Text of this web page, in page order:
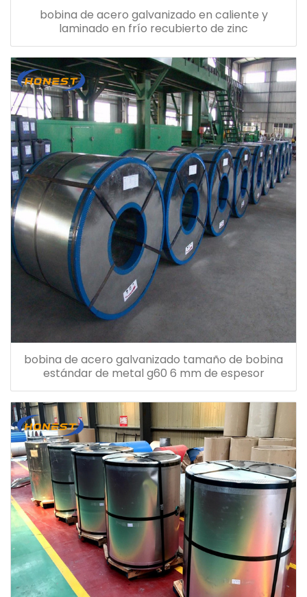
bobina de acero galvanizado en caliente y
laminado en frío recubierto de zinc
bobina de acero galvanizado tamaño de bobina
estándar de metal g60 6 mm de espesor